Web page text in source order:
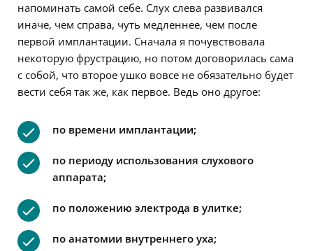
напоминать самой себе. Слух слева развивался
иначе, чем справа, чуть медленнее, чем после
первой имплантации. Сначала я почувствовала
некоторую фрустрацию, но потом договорилась сама
с собой, что второе ушко вовсе не обязательно будет
вести себя так же, как первое. Ведь оно другое:
по времени имплантации;
по периоду использования слухового
аппарата;
по положению электрода в улитке;
по анатомии внутреннего уха;